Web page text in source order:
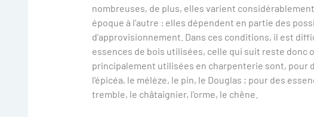
nombreuses, de plus, elles varient considérablement
époque à l’autre : elles dépendent en partie des
d’approvisionnement. Dans ces conditions, il est
essences de bois utilisées, celle qui suit reste donc
principalement utilisées en charpenterie sont, pour
l'épicéa, le mélèze, le pin, le Douglas ; pour des
tremble, le châtaignier, l'orme, le chêne.